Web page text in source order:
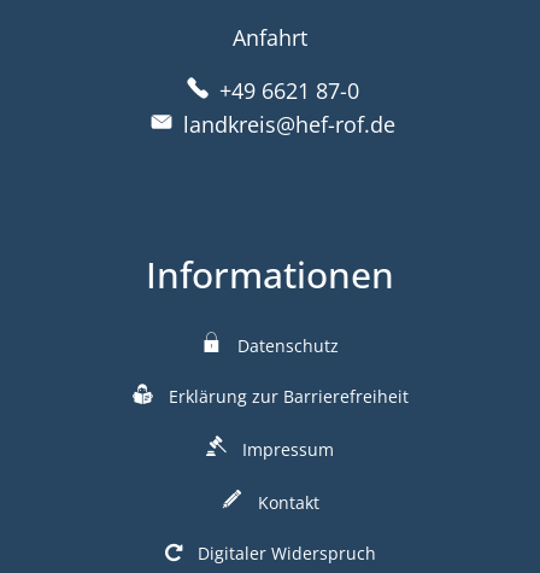
Anfahrt
+49 6621 87-0
landkreis@hef-rof.de
Informationen
Datenschutz
Erklärung zur Barrierefreiheit
Impressum
Kontakt
Digitaler Widerspruch